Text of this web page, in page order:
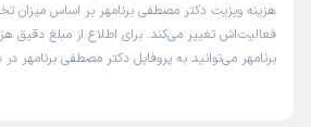
هزینه ویزیت دکتر مصطفی برنامهر بر اساس
فعالیت‌اش تغییر می‌کند. برای اطلاع از مبلغ دقیق
برنامهر می‌توانید به پروفایل دکتر مصطفی برنامهر در